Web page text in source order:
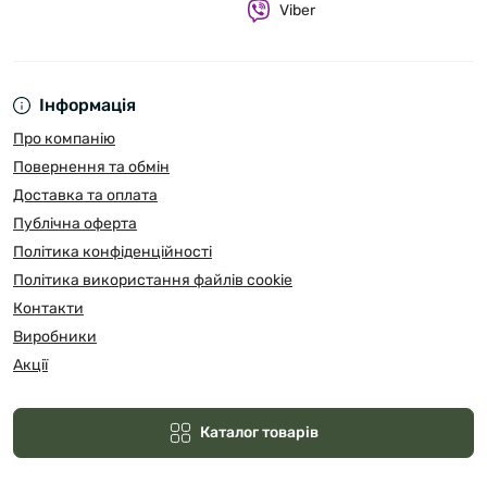
Інформація
Про компанію
Повернення та обмін
Доставка та оплата
Публічна оферта
Політика конфіденційності
Політика використання файлів cookie
Контакти
Виробники
Акції
Каталог товарів
Viber